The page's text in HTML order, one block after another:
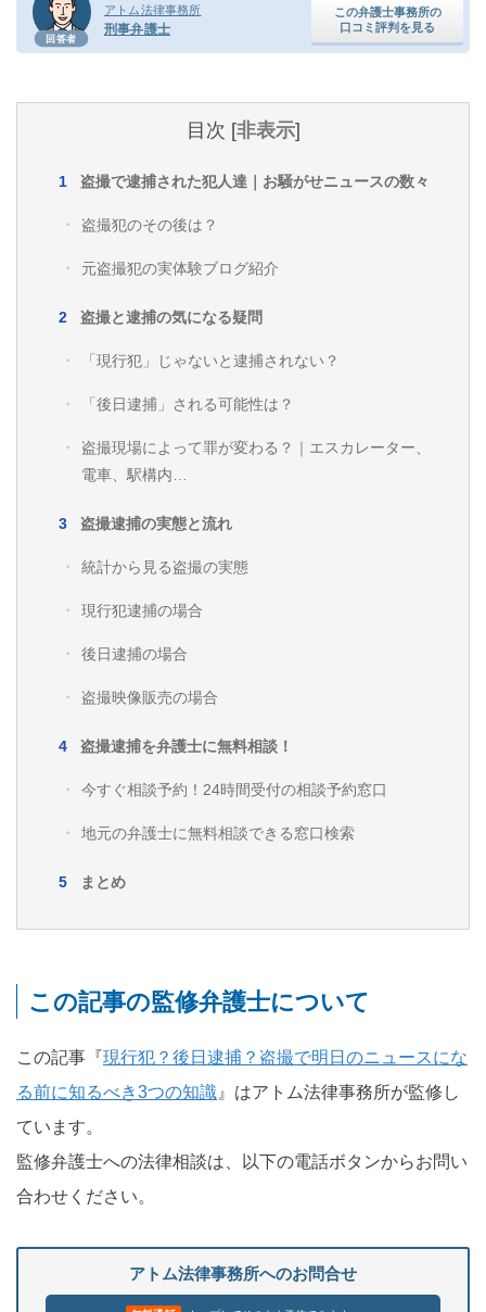
回答者
アトム法律事務所
刑事弁護士
この弁護士事務所の
口コミ評判を見る
目次 [非表示]
盗撮で逮捕された犯人達｜お騒がせニュースの数々
盗撮犯のその後は？
元盗撮犯の実体験ブログ紹介
盗撮と逮捕の気になる疑問
「現行犯」じゃないと逮捕されない？
「後日逮捕」される可能性は？
盗撮現場によって罪が変わる？｜エスカレーター、
電車、駅構内…
盗撮逮捕の実態と流れ
統計から見る盗撮の実態
現行犯逮捕の場合
後日逮捕の場合
盗撮映像販売の場合
盗撮逮捕を弁護士に無料相談！
今すぐ相談予約！24時間受付の相談予約窓口
地元の弁護士に無料相談できる窓口検索
まとめ
この記事の監修弁護士について
この記事『現行犯？後日逮捕？盗撮で明日のニュースにな
る前に知るべき3つの知識 』はアトム法律事務所が監修し
ています。
監修弁護士への法律相談は、以下の電話ボタンからお問い
合わせください。
アトム法律事務所へのお問合せ